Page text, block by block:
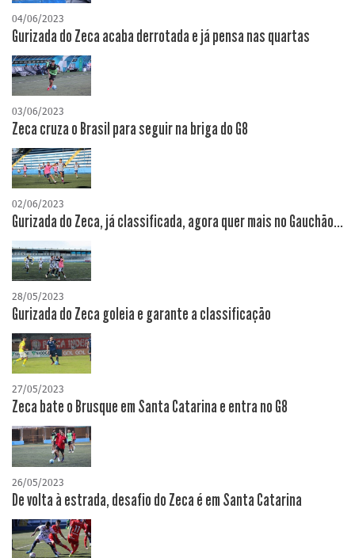
04/06/2023
Gurizada do Zeca acaba derrotada e já pensa nas quartas
03/06/2023
Zeca cruza o Brasil para seguir na briga do G8
02/06/2023
Gurizada do Zeca, já classificada, agora quer mais no Gauchão...
28/05/2023
Gurizada do Zeca goleia e garante a classificação
27/05/2023
Zeca bate o Brusque em Santa Catarina e entra no G8
26/05/2023
De volta à estrada, desafio do Zeca é em Santa Catarina